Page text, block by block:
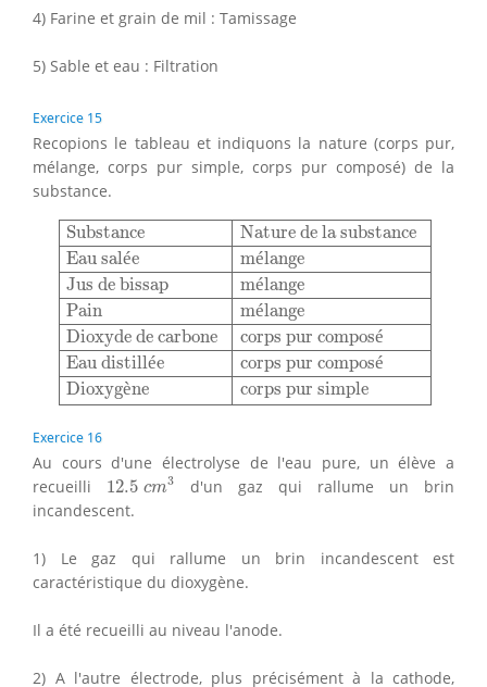
4) Farine et grain de mil : Tamissage
5) Sable et eau : Filtration
Exercice 15
Recopions le tableau et indiquons la nature (corps pur,
mélange, corps pur simple, corps pur composé) de la
substance.
Substance
Nature de la substance
Eau salée mélange
Jus de bissap
mélange
Pain
mélange
Dioxyde de carbone
corps pur composé
Eau distillée corps pur composé
Dioxygène corps pur simple
SubstanceNature de la substanceEau salée
Exercice 16
Au cours d'une électrolyse de l'eau pure, un élève a
recueilli 12.5 cm3
12.5c m3d'un gaz qui rallume un brin
incandescent.
1) Le gaz qui rallume un brin incandescent est
caractéristique du dioxygène.
Il a été recueilli au niveau l'anode.
2) A l'autre électrode, plus précisément à la cathode,